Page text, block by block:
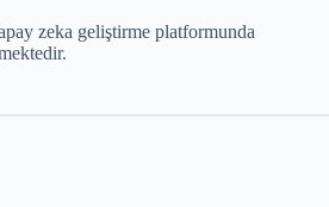
zeka geliştirme platformunda